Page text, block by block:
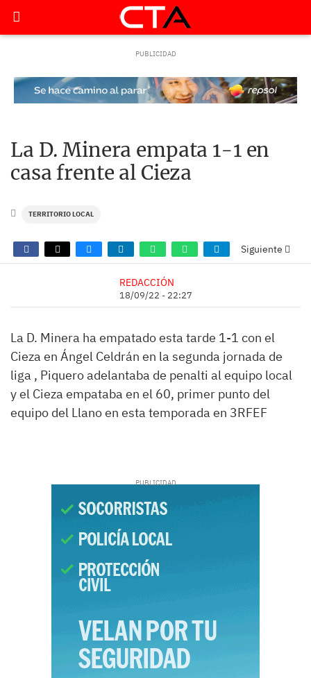
La D. Minera empata 1-1 en
casa frente al Cieza
TERRITORIO LOCAL
Siguiente
REDACCIÓN
18/09/22 - 22:27
La D. Minera ha empatado esta tarde 1-1 con el
Cieza en Ángel Celdrán en la segunda jornada de
liga , Piquero adelantaba de penalti al equipo local
y el Cieza empataba en el 60, primer punto del
equipo del Llano en esta temporada en 3RFEF